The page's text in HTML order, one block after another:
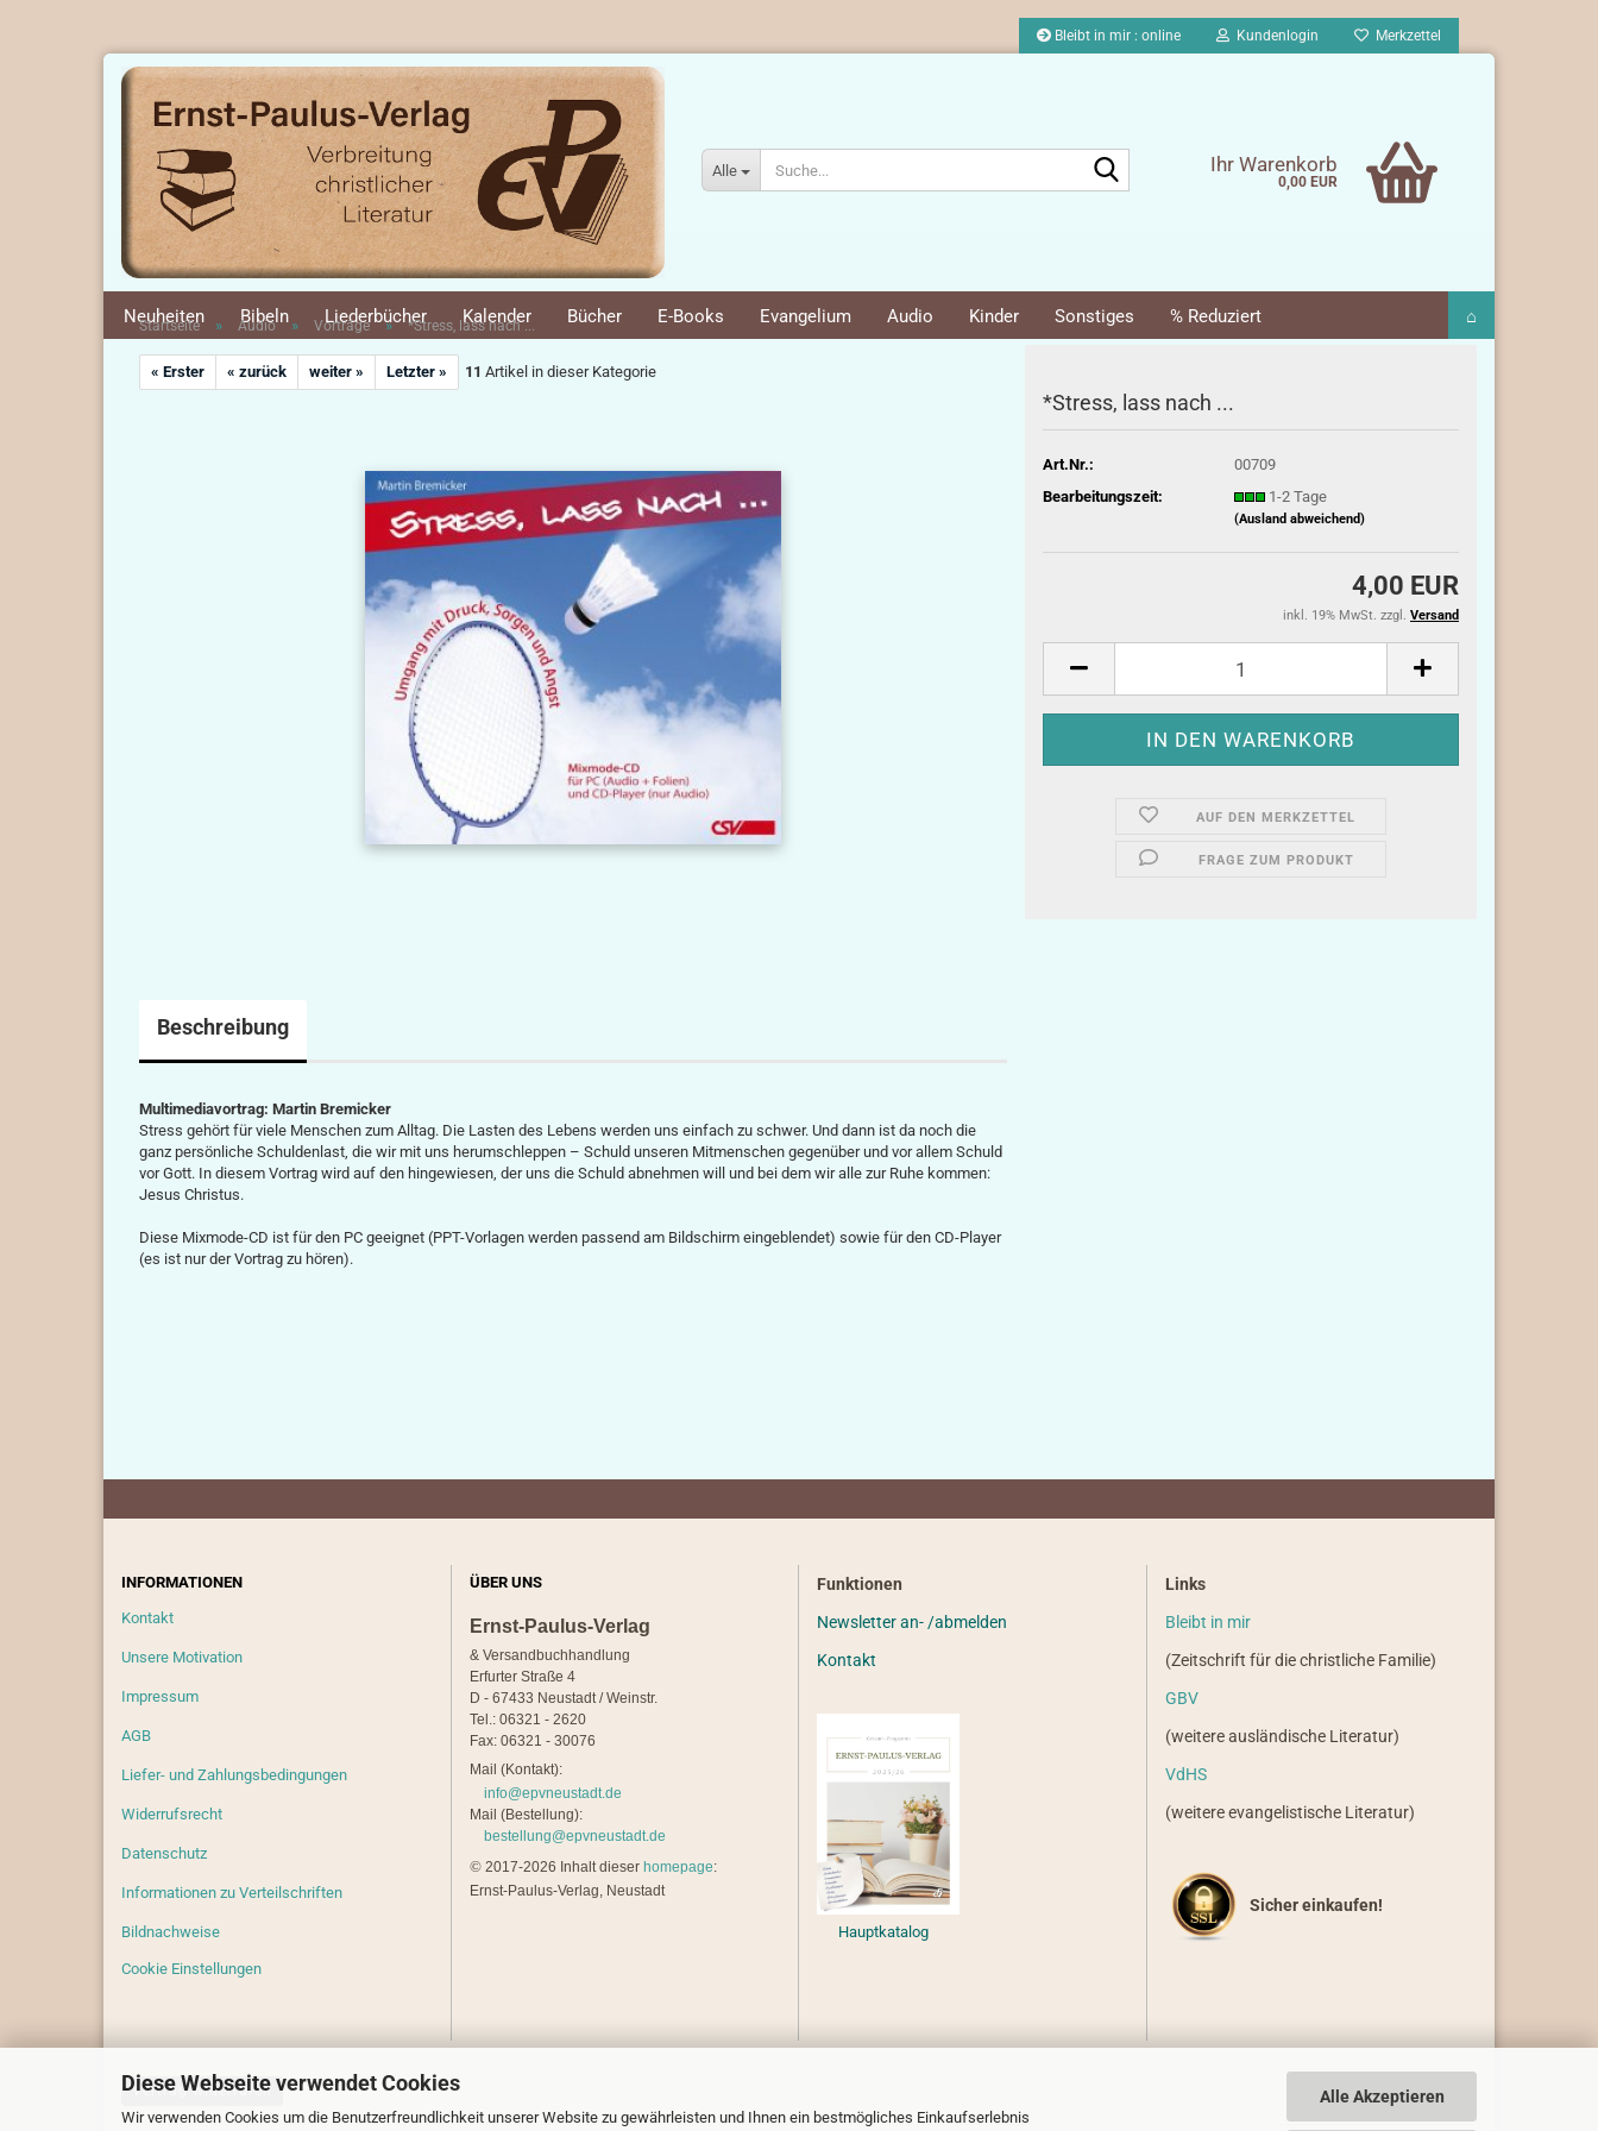
Diese Webseite verwendet Cookies
Wir verwenden Cookies um die Benutzerfreundlichkeit unserer Website zu gewährleisten und Ihnen ein bestmögliches Einkaufserlebnis
Alle Akzeptieren
Bleibt in mir : online Kundenlogin Merkzettel
Alle Ihr Warenkorb
0,00 EUR
Neuheiten Bibeln Liederbücher Kalender Bücher E-Books Evangelium Audio Kinder Sonstiges % Reduziert ⌂
Startseite » Audio » Vorträge » *Stress, lass nach ...
« Erster « zurück weiter » Letzter » 11 Artikel in dieser Kategorie
*Stress, lass nach ...
Art.Nr.:
00709
Bearbeitungszeit:
1-2 Tage
(Ausland abweichend)
4,00 EUR
inkl. 19% MwSt. zzgl. Versand
AUF DEN MERKZETTEL
FRAGE ZUM PRODUKT
Beschreibung
Multimediavortrag: Martin Bremicker
Stress gehört für viele Menschen zum Alltag. Die Lasten des Lebens werden uns einfach zu schwer. Und dann ist da noch die
ganz persönliche Schuldenlast, die wir mit uns herumschleppen – Schuld unseren Mitmenschen gegenüber und vor allem Schuld
vor Gott. In diesem Vortrag wird auf den hingewiesen, der uns die Schuld abnehmen will und bei dem wir alle zur Ruhe kommen:
Jesus Christus.
Diese Mixmode-CD ist für den PC geeignet (PPT-Vorlagen werden passend am Bildschirm eingeblendet) sowie für den CD-Player
(es ist nur der Vortrag zu hören).
INFORMATIONEN
Kontakt
Unsere Motivation
Impressum
AGB
Liefer- und Zahlungsbedingungen
Widerrufsrecht
Datenschutz
Informationen zu Verteilschriften
Bildnachweise
Cookie Einstellungen
ÜBER UNS
Ernst-Paulus-Verlag
& Versandbuchhandlung
Erfurter Straße 4
D - 67433 Neustadt / Weinstr.
Tel.: 06321 - 2620
Fax: 06321 - 30076
Mail (Kontakt):
info@epvneustadt.de
Mail (Bestellung):
bestellung@epvneustadt.de
© 2017-2026 Inhalt dieser homepage:
Ernst-Paulus-Verlag, Neustadt
Funktionen
Newsletter an- /abmelden
Kontakt
Hauptkatalog
Links
Bleibt in mir
(Zeitschrift für die christliche Familie)
GBV
(weitere ausländische Literatur)
VdHS
(weitere evangelistische Literatur)
Sicher einkaufen!
Vertrag widerrufen